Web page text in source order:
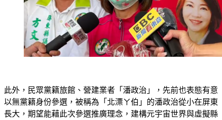
此外，民眾黨籍旅館、營建業者「潘政治」，先前也表態有意
以無黨籍身份參選，被稱為「北漂ㄚ伯」的潘政治從小在屏東
長大，期望能藉此次參選推廣理念，建構元宇宙世界與虛擬縣